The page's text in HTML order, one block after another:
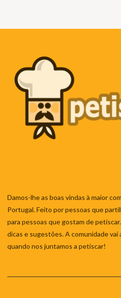
Damos-lhe as boas vindas à maior
Portugal. Feito por pessoas que
para pessoas que gostam de
dicas e sugestões. A comunidade vai
quando nos juntamos a petiscar!